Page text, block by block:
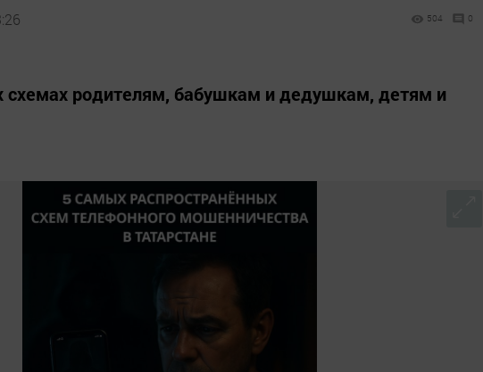
504 0
схемах родителям, бабушкам и дедушкам, детям и